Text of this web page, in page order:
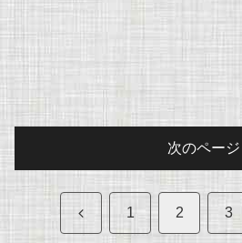
次のページ
前 1 2 3